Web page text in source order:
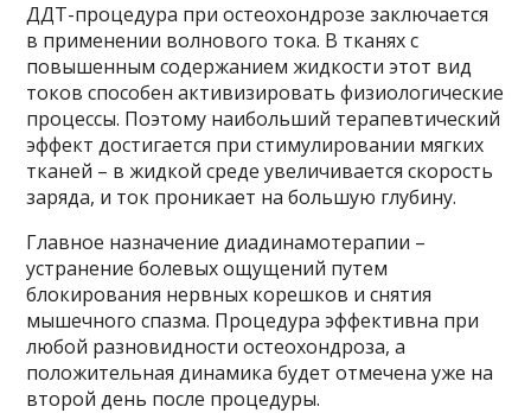
ДДТ-процедура при остеохондрозе заключается
в применении волнового тока. В тканях с
повышенным содержанием жидкости этот вид
токов способен активизировать физиологические
процессы. Поэтому наибольший терапевтический
эффект достигается при стимулировании мягких
тканей – в жидкой среде увеличивается скорость
заряда, и ток проникает на большую глубину.
Главное назначение диадинамотерапии –
устранение болевых ощущений путем
блокирования нервных корешков и снятия
мышечного спазма. Процедура эффективна при
любой разновидности остеохондроза, а
положительная динамика будет отмечена уже на
второй день после процедуры.